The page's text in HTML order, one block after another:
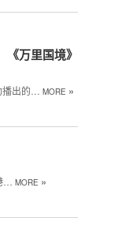
万里国境》
出的… MORE »
… MORE »